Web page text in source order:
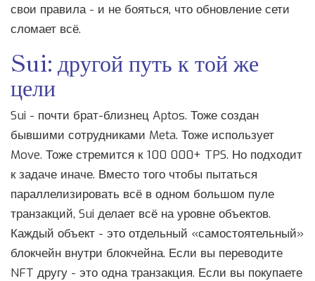
свои правила - и не бояться, что обновление сети
сломает всё.
Sui: другой путь к той же
цели
Sui - почти брат-близнец Aptos. Тоже создан
бывшими сотрудниками Meta. Тоже использует
Move. Тоже стремится к 100 000+ TPS. Но подходит
к задаче иначе. Вместо того чтобы пытаться
параллелизировать всё в одном большом пуле
транзакций, Sui делает всё на уровне объектов.
Каждый объект - это отдельный «самостоятельный»
блокчейн внутри блокчейна. Если вы переводите
NFT другу - это одна транзакция. Если вы покупаете